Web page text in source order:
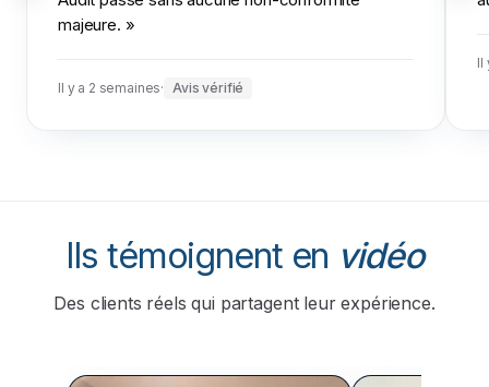
majeure. »
Il y a 2 semaines· Avis vérifié
Il
Ils témoignent en vidéo
Des clients réels qui partagent leur expérience.